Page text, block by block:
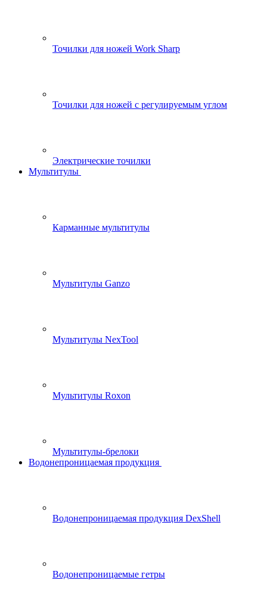
Точилки для ножей Work Sharp
Точилки для ножей с регулируемым углом
Электрические точилки
Мультитулы
Карманные мультитулы
Мультитулы Ganzo
Мультитулы NexTool
Мультитулы Roxon
Мультитулы-брелоки
Водонепроницаемая продукция
Водонепроницаемая продукция DexShell
Водонепроницаемые гетры